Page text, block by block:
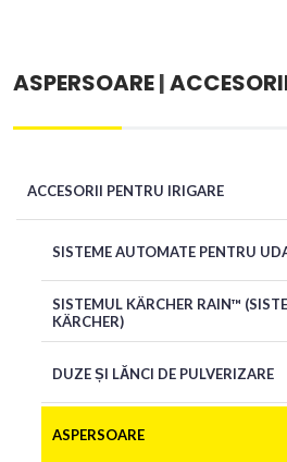
ASPERSOARE|
ACCESORII PENTRU IRIGARE
SISTEME AUTOMATE PENTRU
SISTEMUL KÄRCHER RAIN™
KÄRCHER)
DUZE ȘI LĂNCI DE PULVERIZARE
ASPERSOARE